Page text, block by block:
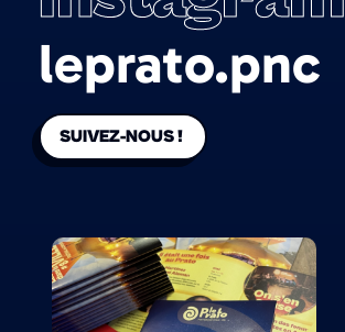
leprato.pnc
SUIVEZ-NOUS !